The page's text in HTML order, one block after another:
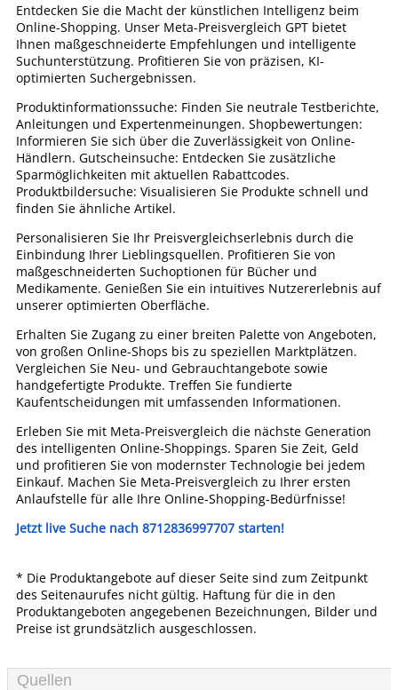
Entdecken Sie die Macht der künstlichen Intelligenz beim
Online-Shopping. Unser Meta-Preisvergleich GPT bietet
Ihnen maßgeschneiderte Empfehlungen und intelligente
Suchunterstützung. Profitieren Sie von präzisen, KI-
optimierten Suchergebnissen.
Produktinformationssuche: Finden Sie neutrale Testberichte,
Anleitungen und Expertenmeinungen. Shopbewertungen:
Informieren Sie sich über die Zuverlässigkeit von Online-
Händlern. Gutscheinsuche: Entdecken Sie zusätzliche
Sparmöglichkeiten mit aktuellen Rabattcodes.
Produktbildersuche: Visualisieren Sie Produkte schnell und
finden Sie ähnliche Artikel.
Personalisieren Sie Ihr Preisvergleichserlebnis durch die
Einbindung Ihrer Lieblingsquellen. Profitieren Sie von
maßgeschneiderten Suchoptionen für Bücher und
Medikamente. Genießen Sie ein intuitives Nutzererlebnis auf
unserer optimierten Oberfläche.
Erhalten Sie Zugang zu einer breiten Palette von Angeboten,
von großen Online-Shops bis zu speziellen Marktplätzen.
Vergleichen Sie Neu- und Gebrauchtangebote sowie
handgefertigte Produkte. Treffen Sie fundierte
Kaufentscheidungen mit umfassenden Informationen.
Erleben Sie mit Meta-Preisvergleich die nächste Generation
des intelligenten Online-Shoppings. Sparen Sie Zeit, Geld
und profitieren Sie von modernster Technologie bei jedem
Einkauf. Machen Sie Meta-Preisvergleich zu Ihrer ersten
Anlaufstelle für alle Ihre Online-Shopping-Bedürfnisse!
Jetzt live Suche nach 8712836997707 starten!
* Die Produktangebote auf dieser Seite sind zum Zeitpunkt
des Seitenaurufes nicht gültig. Haftung für die in den
Produktangeboten angegebenen Bezeichnungen, Bilder und
Preise ist grundsätzlich ausgeschlossen.
Quellen